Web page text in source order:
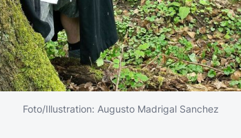
Foto/Illustration: Augusto Madrigal Sanchez